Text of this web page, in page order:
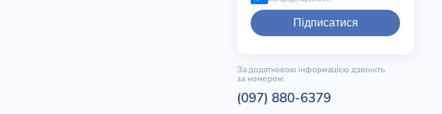
Підписатися
За додатковою інформацією дзвоніть
за номером:
(097) 880-6379